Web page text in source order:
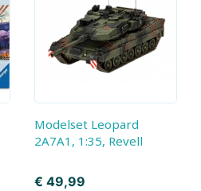
Modelset Leopard
2A7A1, 1:35, Revell
Prijs
€ 49,99